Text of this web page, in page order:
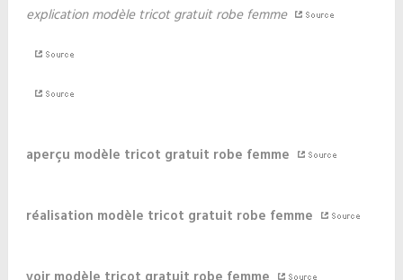
explication modèle tricot gratuit robe femme
aperçu modèle tricot gratuit robe femme
réalisation modèle tricot gratuit robe femme